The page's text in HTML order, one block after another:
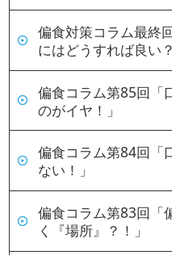
偏食対策コラム最終
にはどうすれば良い？
偏食コラム第85回「
のがイヤ！」
偏食コラム第84回「
ない！」
偏食コラム第83回「
く『場所』？！」